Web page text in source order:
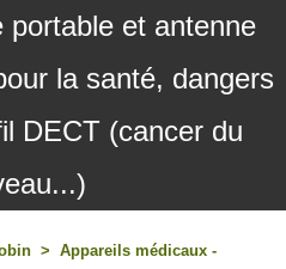
portable et antenne
la santé, dangers
DECT (cancer du
> Appareils médicaux -